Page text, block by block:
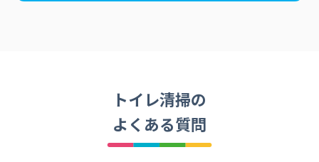
トイレ清掃の
よくある質問